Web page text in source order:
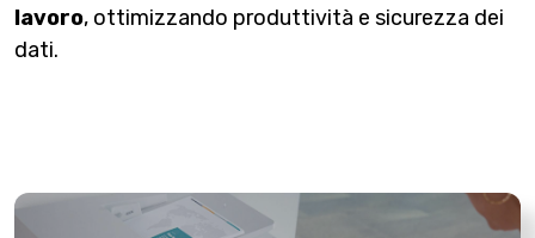
lavoro, ottimizzando produttività e sicurezza dei
dati.